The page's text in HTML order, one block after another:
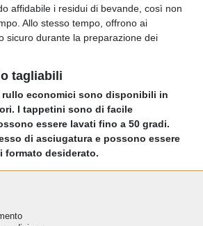
affidabile i residui di bevande, così non
Allo stesso tempo, offrono ai
sicuro durante la preparazione dei
tagliabili
economici sono disponibili in
I tappetini sono di facile
essere lavati fino a 50 gradi.
di asciugatura e possono essere
formato desiderato.